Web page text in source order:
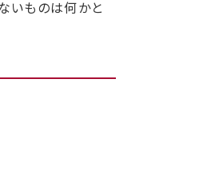
いものは何かと